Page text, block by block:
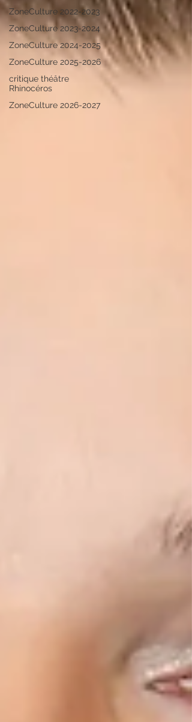
ZoneCulture 2022-2023
ZoneCulture 2023-2024
ZoneCulture 2024-2025
ZoneCulture 2025-2026
critique théâtre
Rhinocéros
ZoneCulture 2026-2027